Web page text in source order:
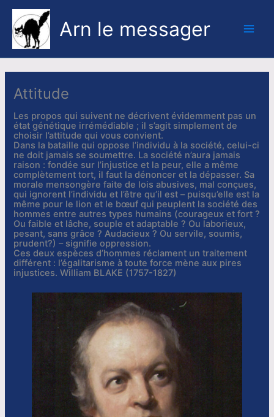
contenu
Arn le messager
Attitude
Les propos qui suivent ne décrivent évidemment pas un
état génétique irrémédiable ; il s’agit simplement de
choisir l’attitude qui vous convient.
Dans la bataille qui oppose l’individu à la société, celui-ci
ne doit jamais se soumettre. La société n’aura jamais
raison : fondée sur l’injustice et la peur, elle a même
complètement tort, il faut la dénoncer et la dépasser. Sa
morale mensongère faite de lois abusives, mal conçues,
qui ignorent l’individu et l’être qu’il est – puisqu’elle est la
même pour le lion et le bœuf qui peuplent la société des
hommes entre autres types humains (courageux et fort ?
Ou faible et lâche, souple et adaptable ? Ou laborieux,
pesant, sans grâce ? Audacieux ? Ou servile, soumis,
prudent?) – signifie oppression.
Ces deux espèces d’hommes réclament un traitement
différent : l’égalitarisme à toute force mène aux pires
injustices. William BLAKE (1757-1827)